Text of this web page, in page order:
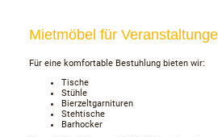
Mietmöbel für
Für eine komfortable Bestuhlung bieten wir:
Tische
Stühle
Bierzeltgarnituren
Stehtische
Barhocker